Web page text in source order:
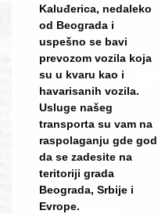
Kaluđerica, nedaleko
od Beograda i
uspešno se bavi
prevozom vozila koja
su u kvaru kao i
havarisanih vozila.
Usluge našeg
transporta su vam na
raspolaganju gde god
da se zadesite na
teritoriji grada
Beograda, Srbije i
Evrope.